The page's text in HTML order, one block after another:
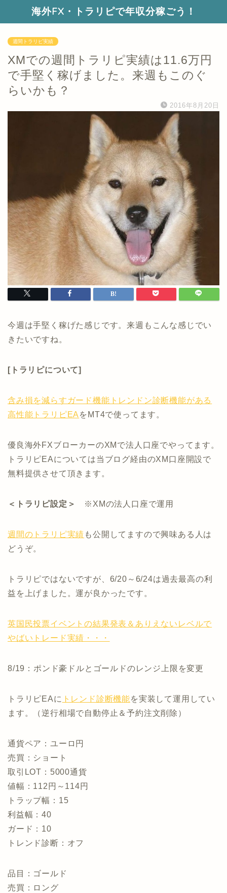
海外FX・トラリピで年収分稼ごう！
週間トラリピ実績
XMでの週間トラリピ実績は11.6万円
で手堅く稼げました。来週もこのぐ
らいかも？
2016年8月20日
今週は手堅く稼げた感じです。来週もこんな感じでい
きたいですね。
[トラリピについて]
含み損を減らすガード機能トレンドン診断機能がある
高性能トラリピEA をMT4で使ってます。
優良海外FXブローカーのXMで法人口座でやってます。
トラリピEAについては当ブログ経由のXM口座開設で
無料提供させて頂きます。
＜トラリピ設定＞ ※XMの法人口座で運用
週間のトラリピ実績 も公開してますので興味ある人は
どうぞ。
トラリピではないですが、6/20～6/24は過去最高の利
益を上げました。運が良かったです。
英国民投票イベントの結果発表＆ありえないレベルで
やばいトレード実績・・・
8/19：ポンド豪ドルとゴールドのレンジ上限を変更
トラリピEAに トレンド診断機能を実装して運用してい
ます。（逆行相場で自動停止＆予約注文削除）
通貨ペア：ユーロ円
売買：ショート
取引LOT：5000通貨
値幅：112円～114円
トラップ幅：15
利益幅：40
ガード：10
トレンド診断：オフ
品目：ゴールド
売買：ロング